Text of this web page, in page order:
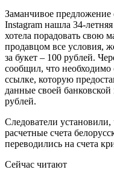
Заманчивое предложение
Instagram нашла 34-
хотела порадовать свою
продавцом все условия,
за букет – 100 рублей.
сообщил, что необходимо
ссылке, которую
данные своей
рублей.
Следователи установили,
расчетные счета
переводились на счета
Сейчас читают